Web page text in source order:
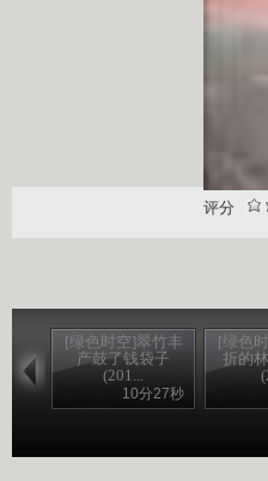
评分
[绿色时空]翠竹丰
产鼓了钱袋子
(201...
10分27秒
[绿色
折的